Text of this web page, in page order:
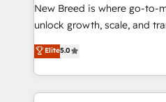
Marketo・Pardot等からの移
データ移行と活用設計まで。
ンツとサイト構造を最適化。 🏆 なぜ100incを選ぶの
か？ ✓ HubSpot Eliteパー
ード受賞・HUGリーダー ✓
to automate growth. 🏆 Elite Excellence - 8 platform
accreditations and deep
expertise. - A team of 250+ experts dedicated to
your resilient growth.
New Breed is where go-to-
unlock growth, scale, and
companies activate
customer platform and
Loop Marketing framework
services, smart agents,
Elite5.0